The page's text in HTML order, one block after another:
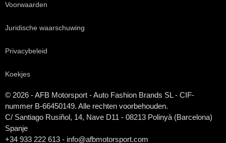
Voorwaarden
Juridische waarschuwing
Privacybeleid
Koekjes
© 2026 - AFB Motorsport - Auto Fashion Brands SL- CIF-
nummer B-66450149. Alle rechten voorbehouden.
C/ Santiago Rusiñol, 14, Nave D11 - 08213 Polinyà (Barcelona)
Spanje
+34 933 222 613 - info@afbmotorsport.com